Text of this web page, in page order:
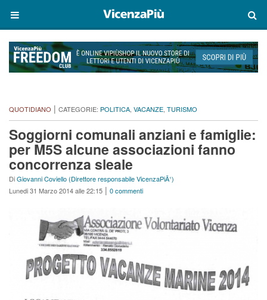
QUOTIDIANO | CATEGORIE: POLITICA, VACANZE, TURISMO
Soggiorni comunali anziani e famiglie:
per M5S alcune associazioni fanno
concorrenza sleale
DiGiovanni Coviello (Direttore responsabile VicenzaPiÃ¹)
Lunedi 31 Marzo 2014 alle 22:15 | 0 commenti